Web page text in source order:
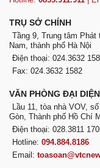
TRỤ SỞ CHÍNH
Tầng 9, Trung tâm
Nam, thành phố Hà Nội
Điện thoại: 024.3632
Fax: 024.3632 1582
VĂN PHÒNG ĐẠI
Lầu 11, tòa nhà VOV,
Gòn, Thành phố Hồ Chí
Điện thoại: 028.3811
Hotline: 094.884.8186
Email: